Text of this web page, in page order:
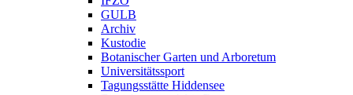
GULB
Archiv
Kustodie
Botanischer Garten und Arboretum
Universitätssport
Tagungsstätte Hiddensee